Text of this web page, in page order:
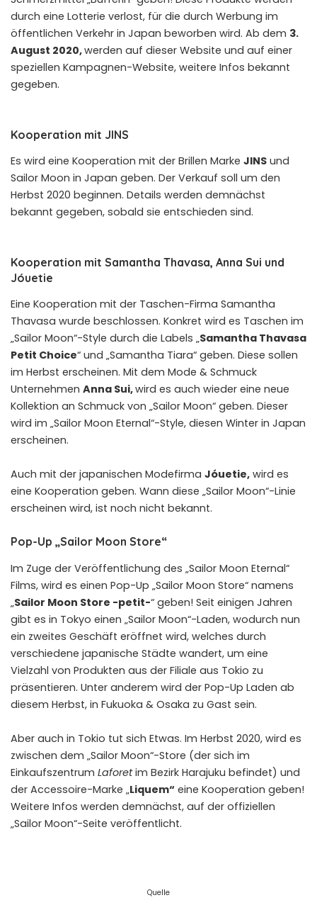
durch eine Lotterie verlost, für die durch Werbung im
öffentlichen Verkehr in Japan beworben wird. Ab dem 3.
August 2020,werden auf dieser Website und auf einer
speziellen Kampagnen-Website, weitere Infos bekannt
gegeben.
Kooperation mit JINS
Es wird eine Kooperation mit der Brillen Marke JINS und
Sailor Moon in Japan geben. Der Verkauf soll um den
Herbst 2020 beginnen. Details werden demnächst
bekannt gegeben, sobald sie entschieden sind.
Kooperation mit Samantha Thavasa, Anna Sui und
Jóuetie
Eine Kooperation mit der Taschen-Firma Samantha
Thavasa wurde beschlossen. Konkret wird es Taschen im
„Sailor Moon“-Style durch die Labels „Samantha Thavasa
Petit Choice“ und „Samantha Tiara“ geben. Diese sollen
im Herbst erscheinen. Mit dem Mode & Schmuck
Unternehmen Anna Sui,wird es auch wieder eine neue
Kollektion an Schmuck von „Sailor Moon“ geben. Dieser
wird im „Sailor Moon Eternal“-Style, diesen Winter in Japan
erscheinen.
Auch mit der japanischen Modefirma Jóuetie, wird es
eine Kooperation geben. Wann diese „Sailor Moon“-Linie
erscheinen wird, ist noch nicht bekannt.
Pop-Up „Sailor Moon Store“
Im Zuge der Veröffentlichung des „Sailor Moon Eternal“
Films, wird es einen Pop-Up „Sailor Moon Store“ namens
„Sailor Moon Store -petit-“ geben! Seit einigen Jahren
gibt es in Tokyo einen „Sailor Moon“-Laden, wodurch nun
ein zweites Geschäft eröffnet wird, welches durch
verschiedene japanische Städte wandert, um eine
Vielzahl von Produkten aus der Filiale aus Tokio zu
präsentieren. Unter anderem wird der Pop-Up Laden ab
diesem Herbst, in Fukuoka & Osaka zu Gast sein.
Aber auch in Tokio tut sich Etwas. Im Herbst 2020, wird es
zwischen dem „Sailor Moon“-Store (der sich im
Einkaufszentrum Laforetim Bezirk Harajuku befindet) und
der Accessoire-Marke „Liquem“ eine Kooperation geben!
Weitere Infos werden demnächst, auf der offiziellen
„Sailor Moon“-Seite veröffentlicht.
Quelle